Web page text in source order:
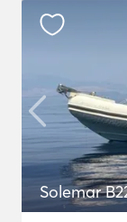
Solemar